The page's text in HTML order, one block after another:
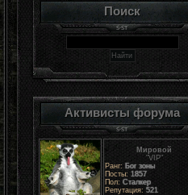
Поиск
Активисты форума
Мировой
"VIP"
Ранг: Бог зоны
Посты: 1857
Пол: Сталкер
Репутация: 521